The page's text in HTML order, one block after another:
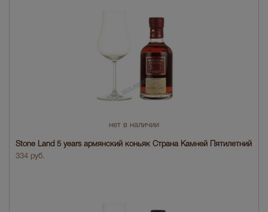
нет в наличии
Stone Land 5 years армянский коньяк Страна Камней Пятилетний
334 руб.